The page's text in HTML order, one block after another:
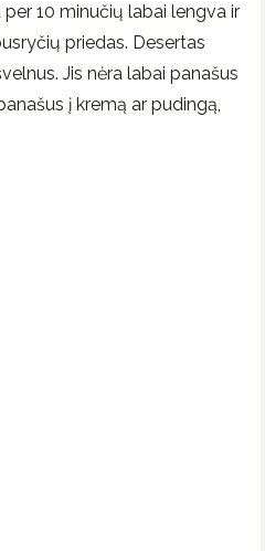
10 minučių labai lengva ir
priedas. Desertas
Jis nėra labai panašus
į kremą ar pudingą,